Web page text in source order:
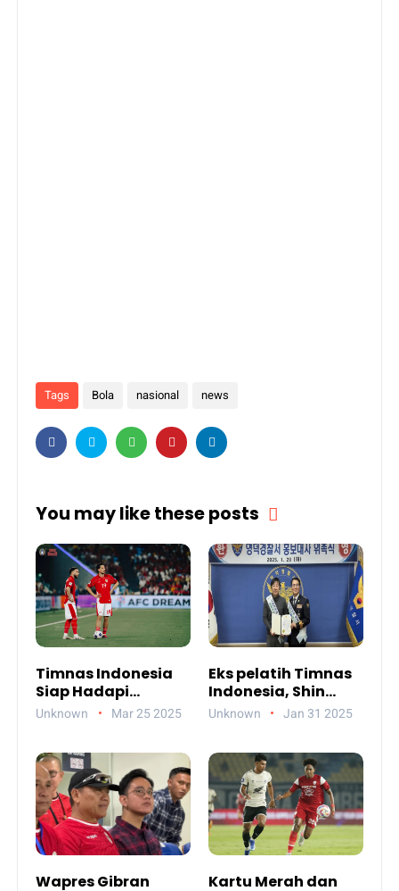
Tags Bola nasional news
You may like these posts
Timnas Indonesia
Siap Hadapi
Bahrain, Fokus
Manis?
Unknown Mar 25 2025
Eks pelatih Timnas
Indonesia, Shin
Tae-yong Kini Jadi
Unknown Jan 31 2025
Wapres Gibran
Kartu Merah dan